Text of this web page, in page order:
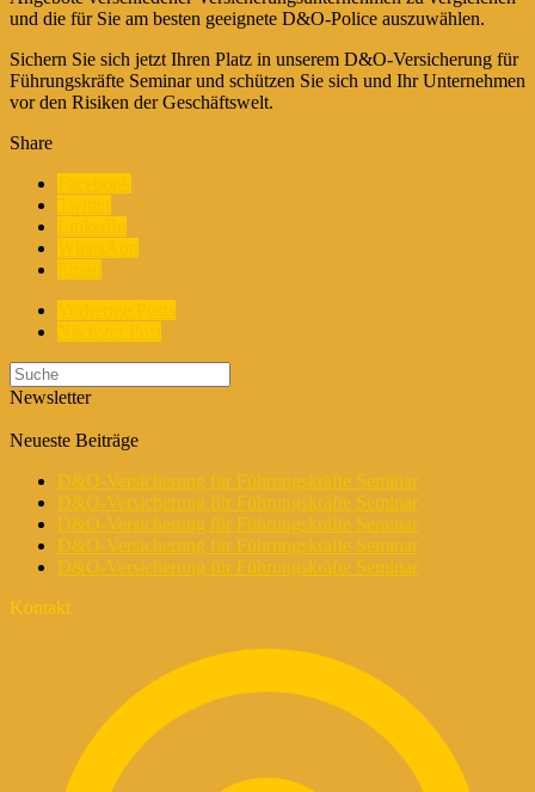
und die für Sie am besten geeignete D&O-Police auszuwählen.
Sichern Sie sich jetzt Ihren Platz in unserem D&O-Versicherung für
Führungskräfte Seminar und schützen Sie sich und Ihr Unternehmen
vor den Risiken der Geschäftswelt.
Share
Newsletter
Neueste Beiträge
D&O-Versicherung für Führungskräfte Seminar
D&O-Versicherung für Führungskräfte Seminar
D&O-Versicherung für Führungskräfte Seminar
D&O-Versicherung für Führungskräfte Seminar
D&O-Versicherung für Führungskräfte Seminar
Kontakt